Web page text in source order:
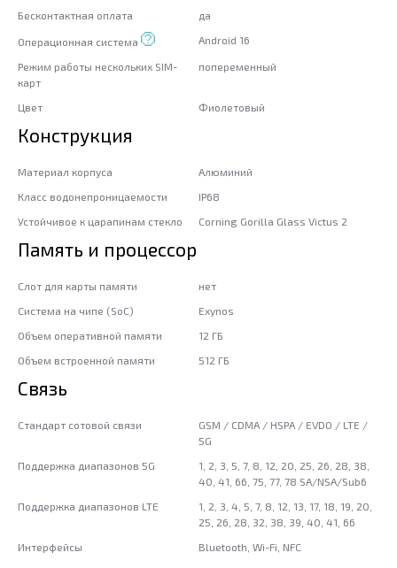
Бесконтактная оплата да
Операционная система Android 16
Режим работы нескольких SIM-
карт
попеременный
Цвет Фиолетовый
Конструкция
Материал корпуса
Алюминий
Класс водонепроницаемости
IP68
Устойчивое к царапинам стекло
Corning Gorilla Glass Victus 2
Память и процессор
Слот для карты памяти
нет
Система на чипе (SoC)
Exynos
Объем оперативной памяти
12 ГБ
Объем встроенной памяти
512 ГБ
Связь
Стандарт сотовой связи
GSM / CDMA / HSPA / EVDO / LTE /
5G
Поддержка диапазонов 5G
1, 2, 3, 5, 7, 8, 12, 20, 25, 26, 28, 38,
40, 41, 66, 75, 77, 78 SA/NSA/Sub6
Поддержка диапазонов LTE
1, 2, 3, 4, 5, 7, 8, 12, 13, 17, 18, 19, 20,
25, 26, 28, 32, 38, 39, 40, 41, 66
Интерфейсы
Bluetooth, Wi-Fi, NFC